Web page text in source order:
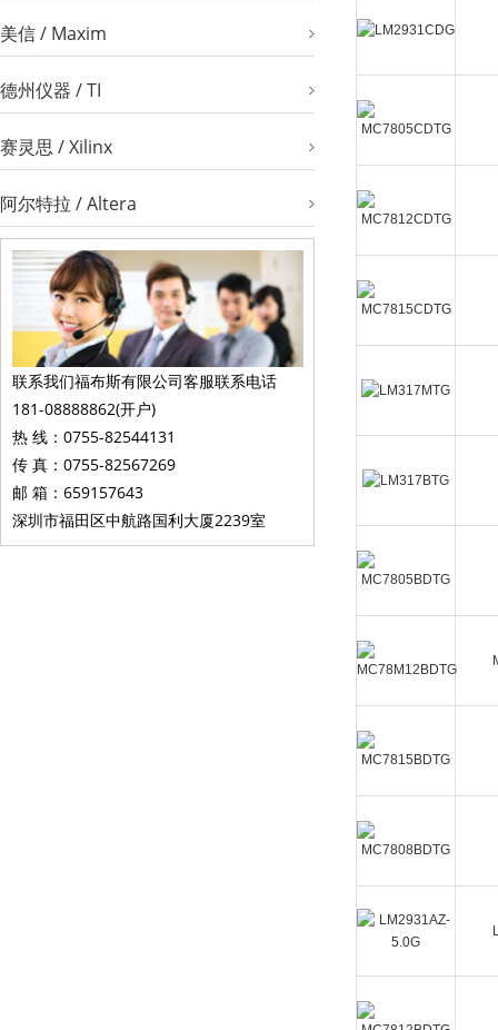
美信 / Maxim
德州仪器 / TI
赛灵思 / Xilinx
阿尔特拉 / Altera
联系我们福布斯有限公司客服联系电话
181-08888862(开户)
热 线：0755-82544131
传 真：0755-82567269
邮 箱：659157643
深圳市福田区中航路国利大厦2239室